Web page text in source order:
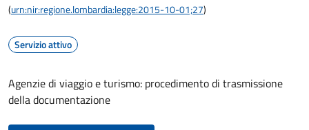
(urn:nir:regione.lombardia:legge:2015-10-01;27)
Servizio attivo
Agenzie di viaggio e turismo: procedimento di trasmissione
della documentazione